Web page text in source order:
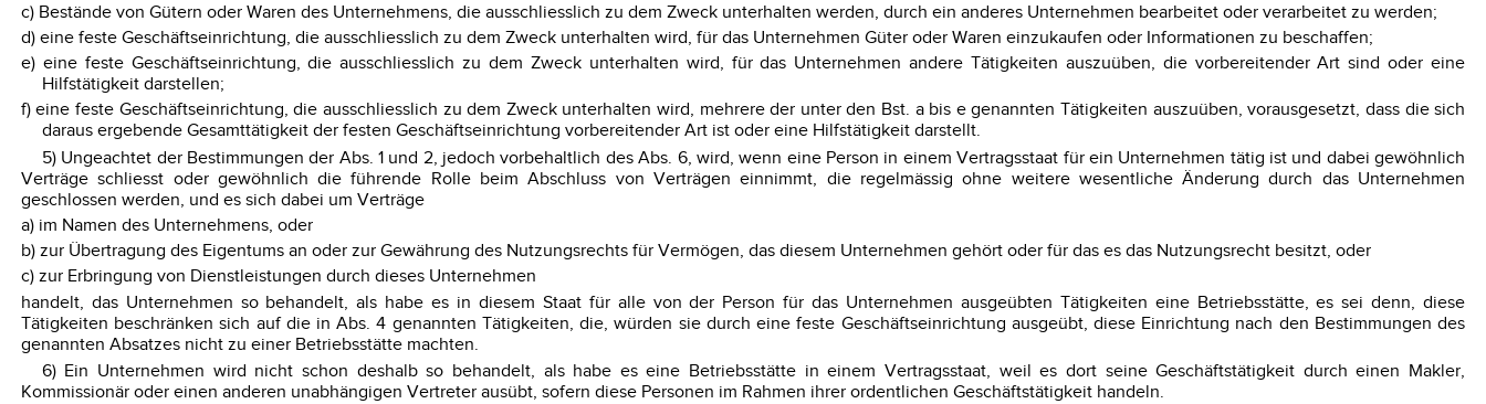
c) Bestände von Gütern oder Waren des Unternehmens, die ausschliesslich zu dem Zweck unterhalten werden, durch ein anderes Unternehmen bearbeitet oder verarbeitet zu werden;
d) eine feste Geschäftseinrichtung, die ausschliesslich zu dem Zweck unterhalten wird, für das Unternehmen Güter oder Waren einzukaufen oder Informationen zu beschaffen;
e) eine feste Geschäftseinrichtung, die ausschliesslich zu dem Zweck unterhalten wird, für das Unternehmen andere Tätigkeiten auszuüben, die vorbereitender Art sind oder eine
Hilfstätigkeit darstellen;
f) eine feste Geschäftseinrichtung, die ausschliesslich zu dem Zweck unterhalten wird, mehrere der unter den Bst. a bis e genannten Tätigkeiten auszuüben, vorausgesetzt, dass die sich
daraus ergebende Gesamttätigkeit der festen Geschäftseinrichtung vorbereitender Art ist oder eine Hilfstätigkeit darstellt.
5) Ungeachtet der Bestimmungen der Abs. 1 und 2, jedoch vorbehaltlich des Abs. 6, wird, wenn eine Person in einem Vertragsstaat für ein Unternehmen tätig ist und dabei gewöhnlich
Verträge schliesst oder gewöhnlich die führende Rolle beim Abschluss von Verträgen einnimmt, die regelmässig ohne weitere wesentliche Änderung durch das Unternehmen
geschlossen werden, und es sich dabei um Verträge
a) im Namen des Unternehmens, oder
b) zur Übertragung des Eigentums an oder zur Gewährung des Nutzungsrechts für Vermögen, das diesem Unternehmen gehört oder für das es das Nutzungsrecht besitzt, oder
c) zur Erbringung von Dienstleistungen durch dieses Unternehmen
handelt, das Unternehmen so behandelt, als habe es in diesem Staat für alle von der Person für das Unternehmen ausgeübten Tätigkeiten eine Betriebsstätte, es sei denn, diese
Tätigkeiten beschränken sich auf die in Abs. 4 genannten Tätigkeiten, die, würden sie durch eine feste Geschäftseinrichtung ausgeübt, diese Einrichtung nach den Bestimmungen des
genannten Absatzes nicht zu einer Betriebsstätte machten.
6) Ein Unternehmen wird nicht schon deshalb so behandelt, als habe es eine Betriebsstätte in einem Vertragsstaat, weil es dort seine Geschäftstätigkeit durch einen Makler,
Kommissionär oder einen anderen unabhängigen Vertreter ausübt, sofern diese Personen im Rahmen ihrer ordentlichen Geschäftstätigkeit handeln.